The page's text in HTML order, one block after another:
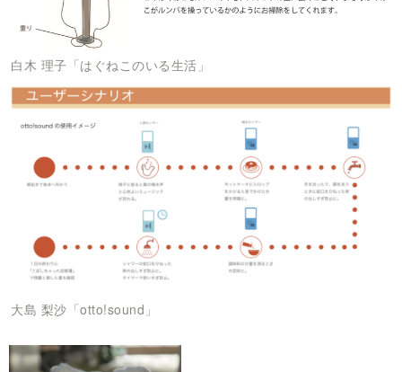
白木 理子「はぐねこのいる生活」
大島 梨沙「otto!sound」